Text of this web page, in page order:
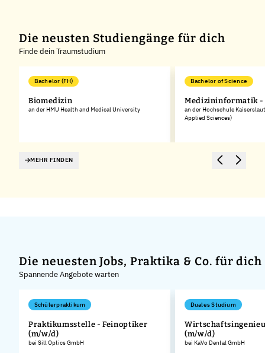
Die neusten Studiengänge für dich
Finde dein Traumstudium
Bachelor (FH)
Biomedizin
an der HMU Health and Medical University
Bachelor of Science
Medizininformatik -
an der Hochschule
Applied Sciences)
MEHR FINDEN
Die neuesten Jobs, Praktika & Co. für dich
Spannende Angebote warten
Schülerpraktikum
Praktikumsstelle - Feinoptiker
(m/w/d)
bei Sill Optics GmbH
Duales Studium
(m/w/d)
bei KaVo Dental GmbH